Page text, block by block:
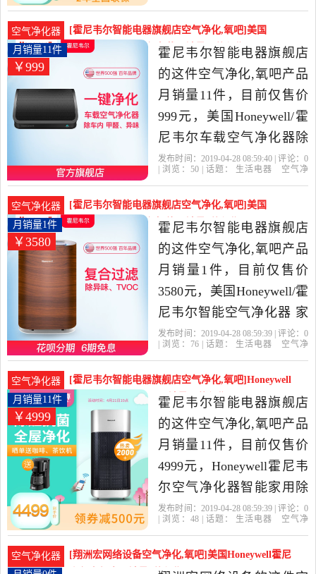
器旗舰店精选生活电器当
中性价比很高的空气净化,
氧吧，由江苏 南京发货。
空气净化器
[霍尼韦尔智能电器旗舰店空气净化,氧吧]美国
Honeywell/霍尼韦尔车载月销量11件仅售999元
￥999
月销量11件
霍尼韦尔智能电器旗舰店
的这件空气净化,氧吧产品
月销量11件，目前仅售价
999元，美国Honeywell/霍
尼韦尔车载空气净化器除
甲醛pm2.5二手烟甲苯是
旗舰店精选生活电器当中
性价比很高的空气净化,氧
吧，由江苏 南京发货。
发布时间：2019-04-28 08:59:40 | 评论： 0
| 浏览： 50| 话题： 生活电器
空气净
空气净化器
[霍尼韦尔智能电器旗舰店空气净化,氧吧]美国
Honeywell/霍尼韦尔智能月销量1件仅售3580元
￥3580
月销量1件
霍尼韦尔智能电器旗舰店
的这件空气净化,氧吧产品
月销量1件，目前仅售价
3580元，美国Honeywell/霍
尼韦尔智能空气净化器 家
用除甲醛PM2.5除二手烟是
旗舰店精选生活电器当中
性价比很高的空气净化,氧
吧，由江苏 南京发货。
发布时间：2019-04-28 08:59:39 | 评论： 0
| 浏览： 76| 话题： 生活电器
空气净
空气净化器
[霍尼韦尔智能电器旗舰店空气净化,氧吧]Honeywell
霍尼韦尔空气净化器月销量11件仅售4999元
￥4999
月销量11件
霍尼韦尔智能电器旗舰店
的这件空气净化,氧吧产品
月销量11件，目前仅售价
4999元，Honeywell霍尼韦
尔空气净化器智能家用除
甲醛雾霾烟尘净化机客厅
器旗舰店精选生活电器当
发布时间：2019-04-28 08:59:39 | 评论： 0
| 浏览： 48| 话题： 生活电器
空气净
空气净化器
[翔洲宏网络设备空气净化,氧吧]美国Honeywell霍尼